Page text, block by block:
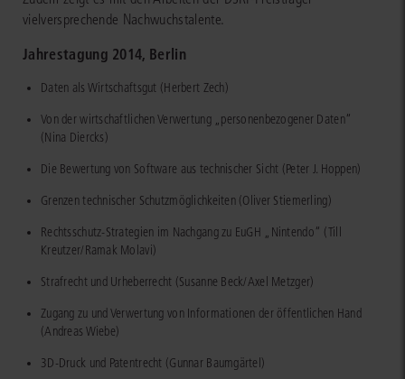
vielversprechende Nachwuchstalente.
Jahrestagung 2014, Berlin
Daten als Wirtschaftsgut (Herbert Zech)
Von der wirtschaftlichen Verwertung „personenbezogener Daten“
(Nina Diercks)
Die Bewertung von Software aus technischer Sicht (Peter J. Hoppen)
Grenzen technischer Schutzmöglichkeiten (Oliver Stiemerling)
Rechtsschutz-Strategien im Nachgang zu EuGH „Nintendo“ (Till
Kreutzer/Ramak Molavi)
Strafrecht und Urheberrecht (Susanne Beck/Axel Metzger)
Zugang zu und Verwertung von Informationen der öffentlichen Hand
(Andreas Wiebe)
3D-Druck und Patentrecht (Gunnar Baumgärtel)